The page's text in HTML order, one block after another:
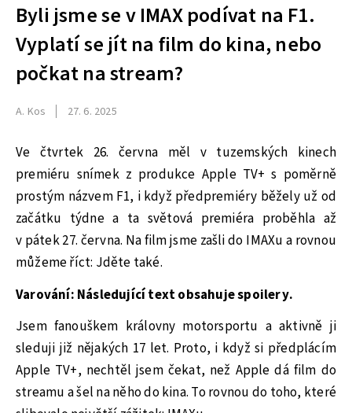
Byli jsme se v IMAX podívat na F1.
Vyplatí se jít na film do kina, nebo
počkat na stream?
A. Kos 27. 6. 2025
Ve čtvrtek 26. června měl v tuzemských kinech
premiéru snímek z produkce Apple TV+ s poměrně
prostým názvem F1, i když předpremiéry běžely už od
začátku týdne a ta světová premiéra proběhla až
v pátek 27. června. Na film jsme zašli do IMAXu a rovnou
můžeme říct: Jděte také.
Varování: Následující text obsahuje spoilery.
Jsem fanouškem královny motorsportu a aktivně ji
sleduji již nějakých 17 let. Proto, i když si předplácím
Apple TV+, nechtěl jsem čekat, než Apple dá film do
streamu a šel na něho do kina. To rovnou do toho, které